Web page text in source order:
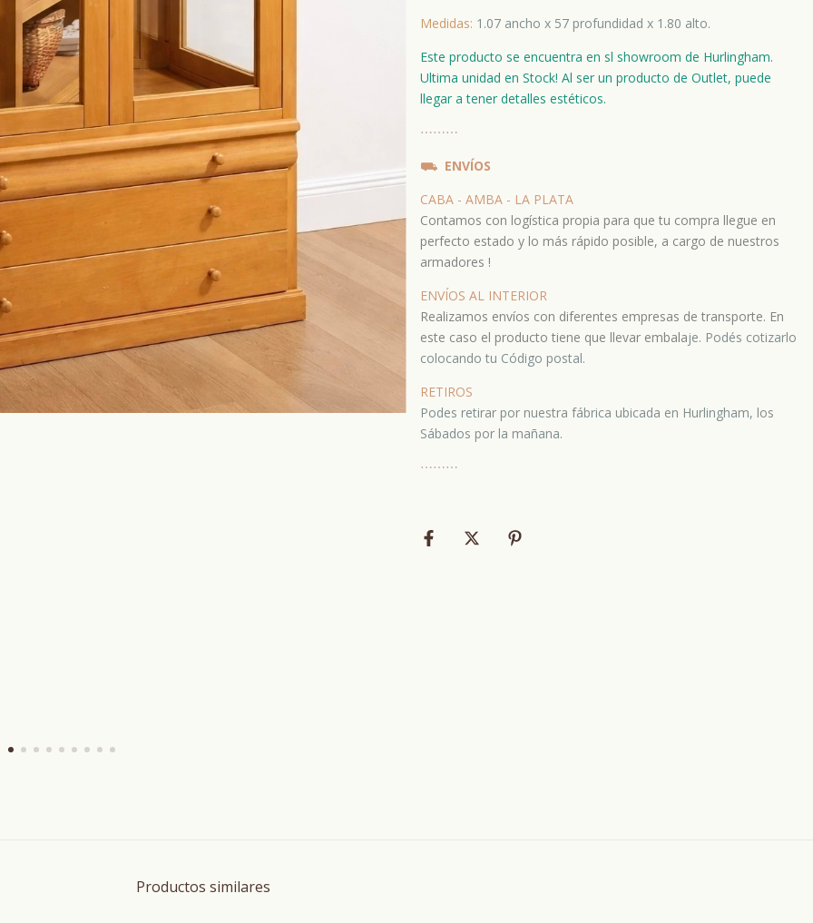
Medidas: 1.07 ancho x 57 profundidad x 1.80 alto.
Este producto se encuentra en sl showroom de Hurlingham.
Ultima unidad en Stock! Al ser un producto de Outlet, puede
llegar a tener detalles estéticos.
⋯⋯⋯
⛟ ENVÍOS
CABA - AMBA - LA PLATA
Contamos con logística propia para que tu compra llegue en
perfecto estado y lo más rápido posible, a cargo de nuestros
armadores !
ENVÍOS AL INTERIOR
Realizamos envíos con diferentes empresas de transporte. En
este caso el producto tiene que llevar embalaje. Podés cotizarlo
colocando tu Código postal.
RETIROS
Podes retirar por nuestra fábrica ubicada en Hurlingham, los
Sábados por la mañana.
⋯⋯⋯
Productos similares